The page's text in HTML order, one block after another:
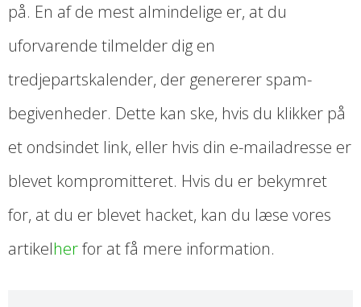
på. En af de mest almindelige er, at du
uforvarende tilmelder dig en
tredjepartskalender, der genererer spam-
begivenheder. Dette kan ske, hvis du klikker på
et ondsindet link, eller hvis din e-mailadresse er
blevet kompromitteret. Hvis du er bekymret
for, at du er blevet hacket, kan du læse vores
artikelherfor at få mere information.